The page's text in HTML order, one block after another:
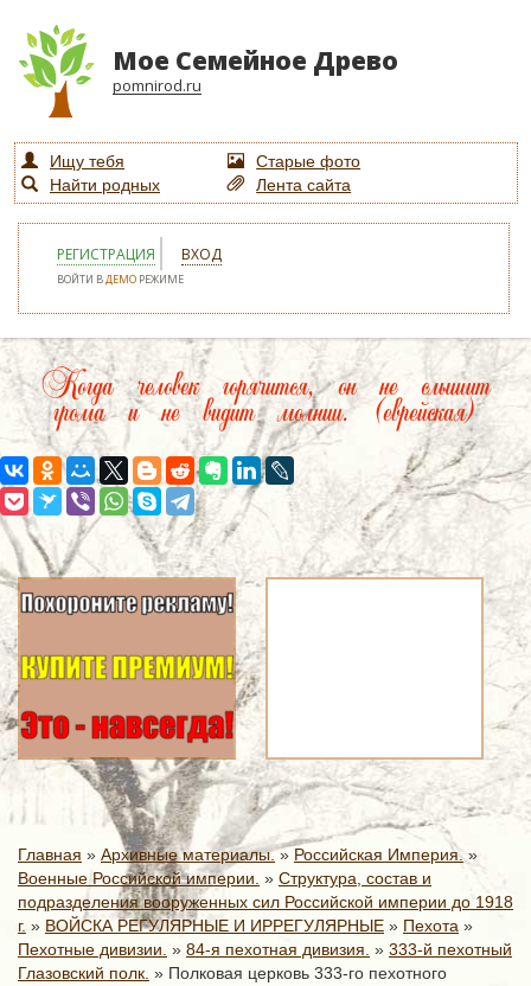
Мое Семейное Древо
pomnirod.ru
Ищу тебя
Старые фото
Найти родных
Лента сайта
РЕГИСТРАЦИЯ ВХОД
ВОЙТИ ВДЕМО РЕЖИМЕ
Когда человек горячится, он не слышит
грома и не видит молнии. (еврейская)
Главная » Архивные материалы.» Российская Империя. »
Военные Российской империи. » Структура, состав и
подразделения вооруженных сил Российской империи до 1918
г. » ВОЙСКА РЕГУЛЯРНЫЕ И ИРРЕГУЛЯРНЫЕ » Пехота »
Пехотные дивизии. » 84-я пехотная дивизия. » 333-й пехотный
Глазовский полк. » Полковая церковь 333-го пехотного